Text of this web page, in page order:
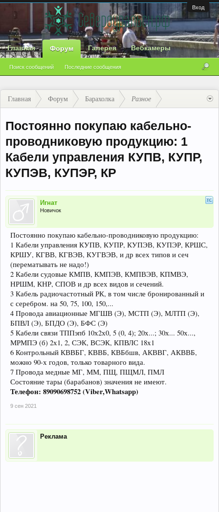
Вход
Главная Форум
Поиск сообщений Последние сообщения
Галерея Вебкамеры
Главная Форум Барахолка Разное
Постоянно покупаю кабельно-
проводниковую продукцию: 1
Кабели управления КУПВ, КУПР,
КУПЭВ, КУПЭР, КР
Игнат
Новичок
Постоянно покупаю кабельно-проводниковую продукцию:
1 Кабели управления КУПВ, КУПР, КУПЭВ, КУПЭР, КРШС,
КРШУ, КГВВ, КГВЭВ, КУГВЭВ, и др всех типов и сеч
(перематывать не надо!)
2 Кабели судовые КМПВ, КМПЭВ, КМПВЭВ, КПМВЭ,
НРШМ, КНР, СПОВ и др всех видов и сечений.
3 Кабель радиочастотный РК, в том числе бронированный и
с серебром. на 50, 75, 100, 150,...
4 Провода авиационные МГШВ (Э), МСТП (Э), МЛТП (Э),
БПВЛ (Э), БПДО (Э), БФС (Э)
5 Кабели связи ТППэпб 10х2х0, 5 (0, 4); 20х...; 30х... 50х...,
МРМПЭ (б) 2х1, 2, СЭК, ВСЭК, КПВЛС 18х1
6 Контрольный КВВБГ, КВВБ, КВБбшв, АКВВГ, АКВВБ,
можно 90-х годов, только товарного вида.
7 Провода медные МГ, ММ, ПЩ, ПЩМЛ, ПМЛ
Состояние тары (барабанов) значения не имеют.
Телефон: 89090698752 (Viber,Whatsapp)
9 сен 2021
Реклама